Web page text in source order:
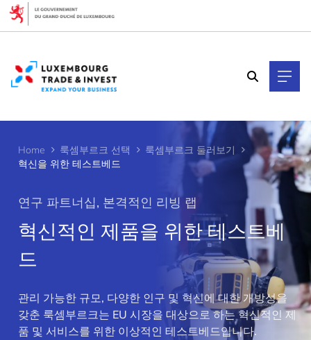
Home 룩셈부르크 선택
룩셈부르크 둘러보기
혁신을 위한 테스트베드
연구 파트너십, 본격적인 리빙 랩
혁신적인 제품을 위한 테스트베
드
관리 가능한 규모, 다양한 인구 및 혁신에 대한 개방성을
갖춘 룩셈부르크는 EU 시장을 대상으로 하는 혁신적인 제
품 및 서비스를 위한 이상적인 테스트베드입니다.
Cookies management panel